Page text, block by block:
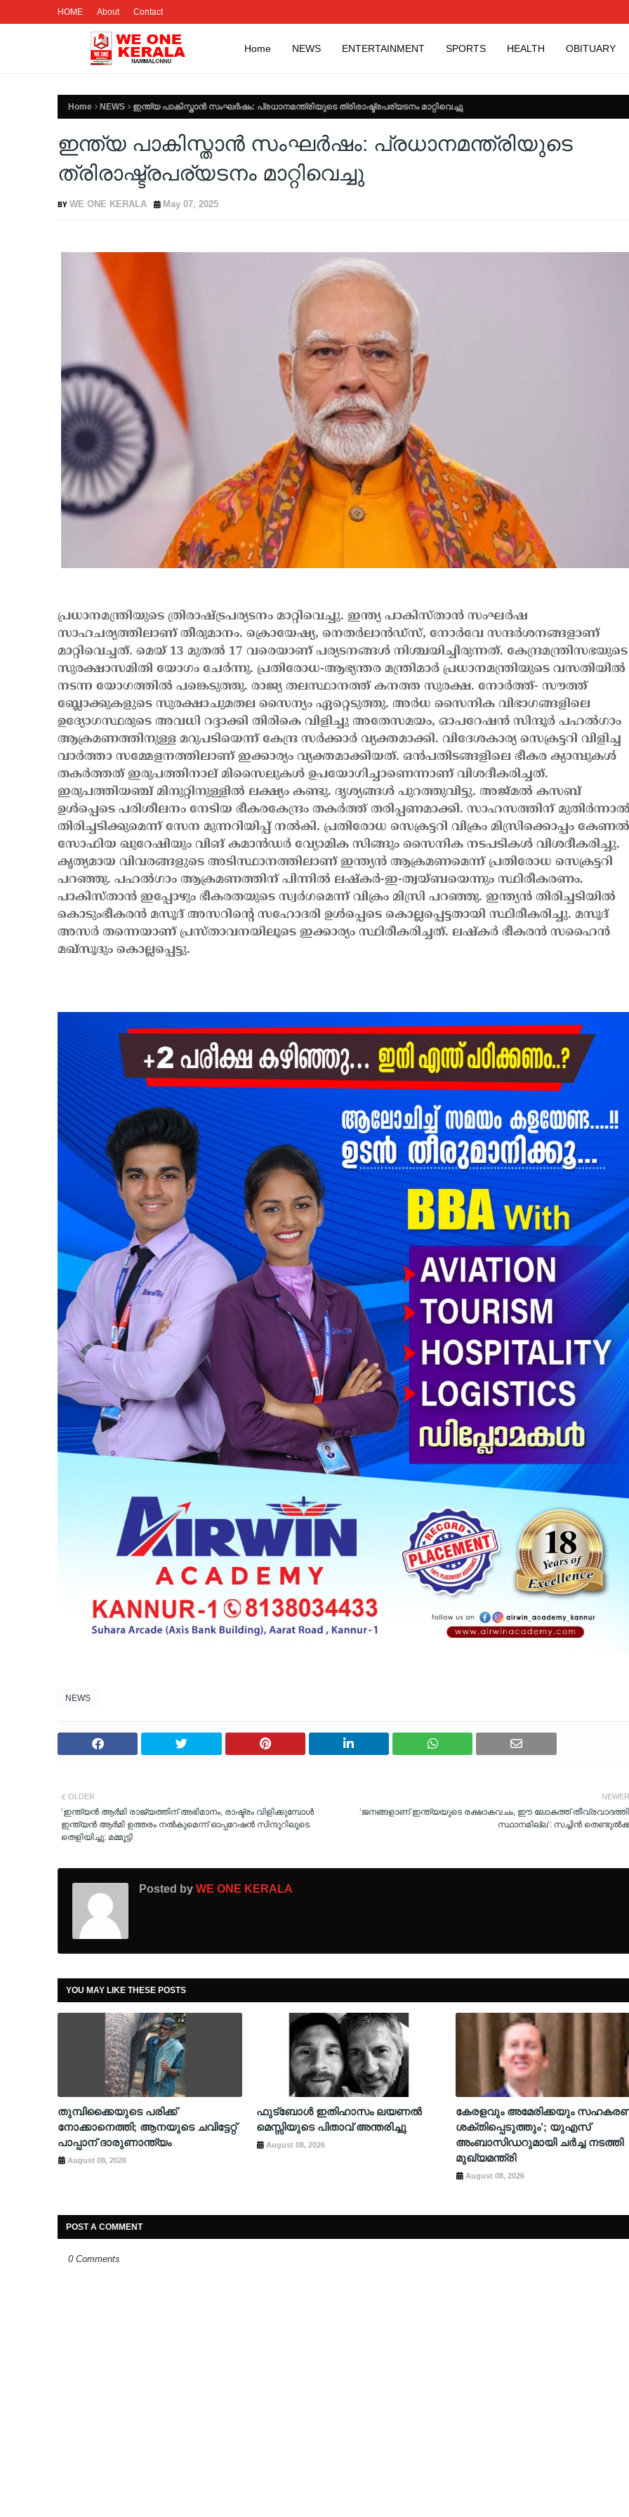
HOME About Contact
Home NEWS ENTERTAINMENT SPORTS HEALTH OBITUARY
Home NEWS ഇന്ത്യ പാകിസ്താന്‍ സംഘര്‍ഷം: പ്രധാനമന്ത്രിയുടെ ത്രിരാഷ്ട്രപര്യടനം മാറ്റിവെച്ചു
ഇന്ത്യ പാകിസ്താന്‍ സംഘര്‍ഷം: പ്രധാനമന്ത്രിയുടെ
ത്രിരാഷ്ട്രപര്യടനം മാറ്റിവെച്ചു
WE ONE KERALA May 07, 2025
പ്രധാനമന്ത്രിയുടെ ത്രിരാഷ്ട്രപര്യടനം മാറ്റിവെച്ചു. ഇന്ത്യ പാകിസ്താന്‍ സംഘര്‍ഷ
സാഹചര്യത്തിലാണ് തീരുമാനം. ക്രൊയേഷ്യ, നെതര്‍ലാന്‍ഡ്സ്, നോര്‍വേ സന്ദര്‍ശനങ്ങളാണ്
മാറ്റിവെച്ചത്. മെയ് 13 മുതല്‍ 17 വരെയാണ് പര്യടനങ്ങള്‍ നിശ്ചയിച്ചിരുന്നത്. കേന്ദ്രമന്ത്രിസഭയുടെ
സുരക്ഷാസമിതി യോഗം ചേര്‍ന്നു. പ്രതിരോധ-ആഭ്യന്തര മന്ത്രിമാര്‍ പ്രധാനമന്ത്രിയുടെ വസതിയില്‍
നടന്ന യോഗത്തില്‍ പങ്കെടുത്തു. രാജ്യ തലസ്ഥാനത്ത് കനത്ത സുരക്ഷ. നോര്‍ത്ത്- സൗത്ത്
ബ്ലോക്കുകളുടെ സുരക്ഷാചുമതല സൈന്യം ഏറ്റെടുത്തു. അര്‍ധ സൈനിക വിഭാഗങ്ങളിലെ
ഉദ്യോഗസ്ഥരുടെ അവധി റദ്ദാക്കി തിരികെ വിളിച്ചു അതേസമയം, ഓപറേഷന്‍ സിന്ദൂര്‍ പഹല്‍ഗാം
ആക്രമണത്തിനുള്ള മറുപടിയെന്ന് കേന്ദ്ര സര്‍ക്കാര്‍ വ്യക്തമാക്കി. വിദേശകാര്യ സെക്രട്ടറി വിളിച്ച
വാര്‍ത്താ സമ്മേളനത്തിലാണ് ഇക്കാര്യം വ്യക്തമാക്കിയത്. ഒന്‍പതിടങ്ങളിലെ ഭീകര ക്യാമ്പുകള്‍
തകര്‍ത്തത് ഇരുപത്തിനാല് മിസൈലുകള്‍ ഉപയോഗിച്ചാണെന്നാണ് വിശദീകരിച്ചത്.
ഇരുപത്തിയഞ്ച് മിനുറ്റിനുള്ളില്‍ ലക്ഷ്യം കണ്ടു. ദൃശ്യങ്ങള്‍ പുറത്തുവിട്ടു. അജ്മല്‍ കസബ്
ഉള്‍പ്പെടെ പരിശീലനം നേടിയ ഭീകരകേന്ദ്രം തകര്‍ത്ത് തരിപ്പണമാക്കി. സാഹസത്തിന്
തിരിച്ചടിക്കുമെന്ന് സേന മുന്നറിയിപ്പ് നല്‍കി. പ്രതിരോധ സെക്രട്ടറി വിക്രം മിസ്രിക്കൊപ്പം കേണല്‍
സോഫിയ ഖുറേഷിയും വിങ് കമാന്‍ഡര്‍ വ്യോമിക സിങ്ങും സൈനിക നടപടികള്‍ വിശദീകരിച്ചു.
കൃത്യമായ വിവരങ്ങളുടെ അടിസ്ഥാനത്തിലാണ് ഇന്ത്യന്‍ ആക്രമണമെന്ന് പ്രതിരോധ സെക്രട്ടറി
പറഞ്ഞു. പഹല്‍ഗാം ആക്രമണത്തിന് പിന്നില്‍ ലഷ്‌കര്‍-ഇ-ത്വയ്ബയെന്നും സ്ഥിരീകരണം.
പാകിസ്താന്‍ ഇപ്പോഴും ഭീകരതയുടെ സ്വര്‍ഗമെന്ന് വിക്രം മിസ്രി പറഞ്ഞു. ഇന്ത്യന്‍ തിരിച്ചടിയില്‍
കൊടുംഭീകരന്‍ മസൂദ് അസറിന്റെ സഹോദരി ഉള്‍പ്പെടെ കൊല്ലപ്പെട്ടതായി സ്ഥിരീകരിച്ചു. മസൂദ്
അസര്‍ തന്നെയാണ് പ്രസ്താവനയിലൂടെ ഇക്കാര്യം സ്ഥിരീകരിച്ചത്. ലഷ്‌കര്‍ ഭീകരന്‍ സഹൈന്‍
മഖ്‌സൂദും കൊല്ലപ്പെട്ടു.
NEWS
NEWER
‘ജനങ്ങളാണ് ഇന്ത്യയുടെ രക്ഷാകവചം, ഈ ലോകത്ത്
സ്ഥാനമില്ല’: സച്ചിൻ
OLDER
‘ഇന്ത്യൻ ആർമി രാജ്യത്തിന് അഭിമാനം, രാഷ്ട്രം വിളിക്കുമ്പോൾ
ഇന്ത്യൻ ആർമി ഉത്തരം നൽകുമെന്ന് ഓപ്പറേഷൻ സിന്ദൂറിലൂടെ
തെളിയിച്ചു: മമ്മൂട്ടി
Posted by WE ONE KERALA
YOU MAY LIKE THESE POSTS
തുമ്പിക്കൈയുടെ പരിക്ക്
നോക്കാനെത്തി; ആനയുടെ ചവിട്ടേറ്റ്
പാപ്പാന് ദാരുണാന്ത്യം
August 08, 2026
ഫുട്ബോൾ ഇതിഹാസം ലയണൽ
മെസ്സിയുടെ പിതാവ് അന്തരിച്ചു
August 08, 2026
കേരളവും അമേരിക്കയും
ശക്തിപ്പെടുത്തും’; യുഎസ്
അംബാസിഡറുമായി ചർച്ച നടത്തി
മുഖ്യമന്ത്രി
August 08, 2026
POST A COMMENT
0 Comments